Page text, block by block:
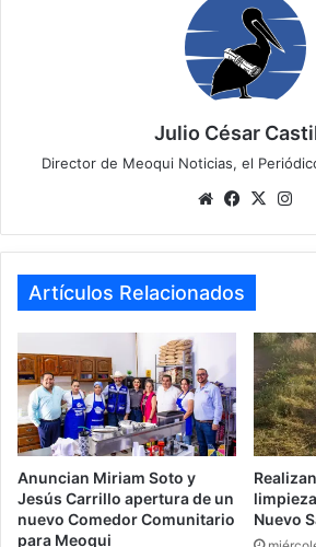
Julio César
Director de Meoqui Noticias, el
We
te
Fa
bo
ok
X
Artículos Relacionados
Anuncian Miriam Soto y
Jesús Carrillo apertura de un
nuevo Comedor Comunitario
para Meoqui
Nuevo